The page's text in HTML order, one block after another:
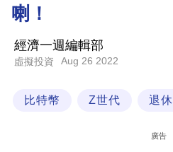
科
技
場
喇！
經濟一週編輯部
虛擬投資 Aug 26 2022
比特幣 Z世代 退休
廣告